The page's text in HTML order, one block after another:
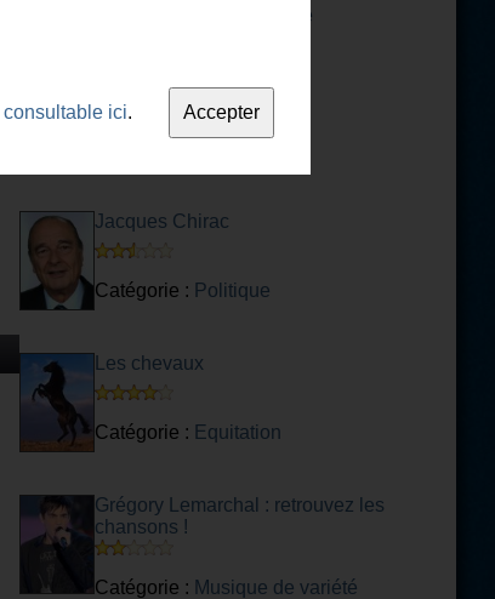
Dessin animé
Jacques Chirac
Catégorie : Politique
Les chevaux
Catégorie : Equitation
Grégory Lemarchal : retrouvez les
chansons !
Catégorie : Musique de variété
consultable ici.